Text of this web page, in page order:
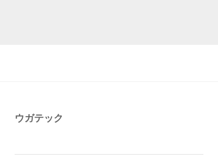
ウガテック